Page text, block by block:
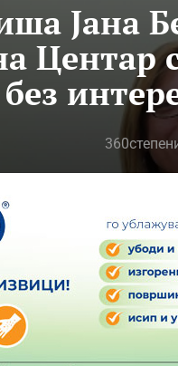
Јана
Центар
без